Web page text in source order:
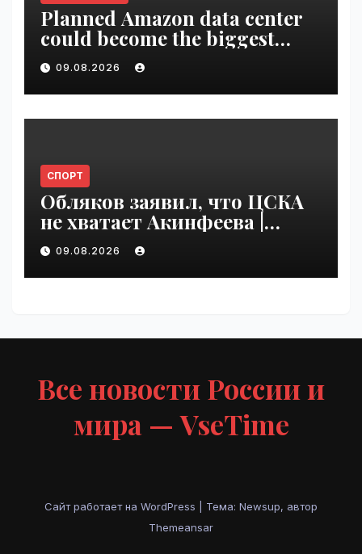
Planned Amazon data center
could become the biggest
climate polluter in the U.S. |
VseTime.ru
09.08.2026
СПОРТ
Обляков заявил, что ЦСКА
не хватает Акинфеева |
VseTime.ru
09.08.2026
Все новости России и
мира — VseTime
Сайт работает на WordPress
Тема: Newsup, автор
Themeansar